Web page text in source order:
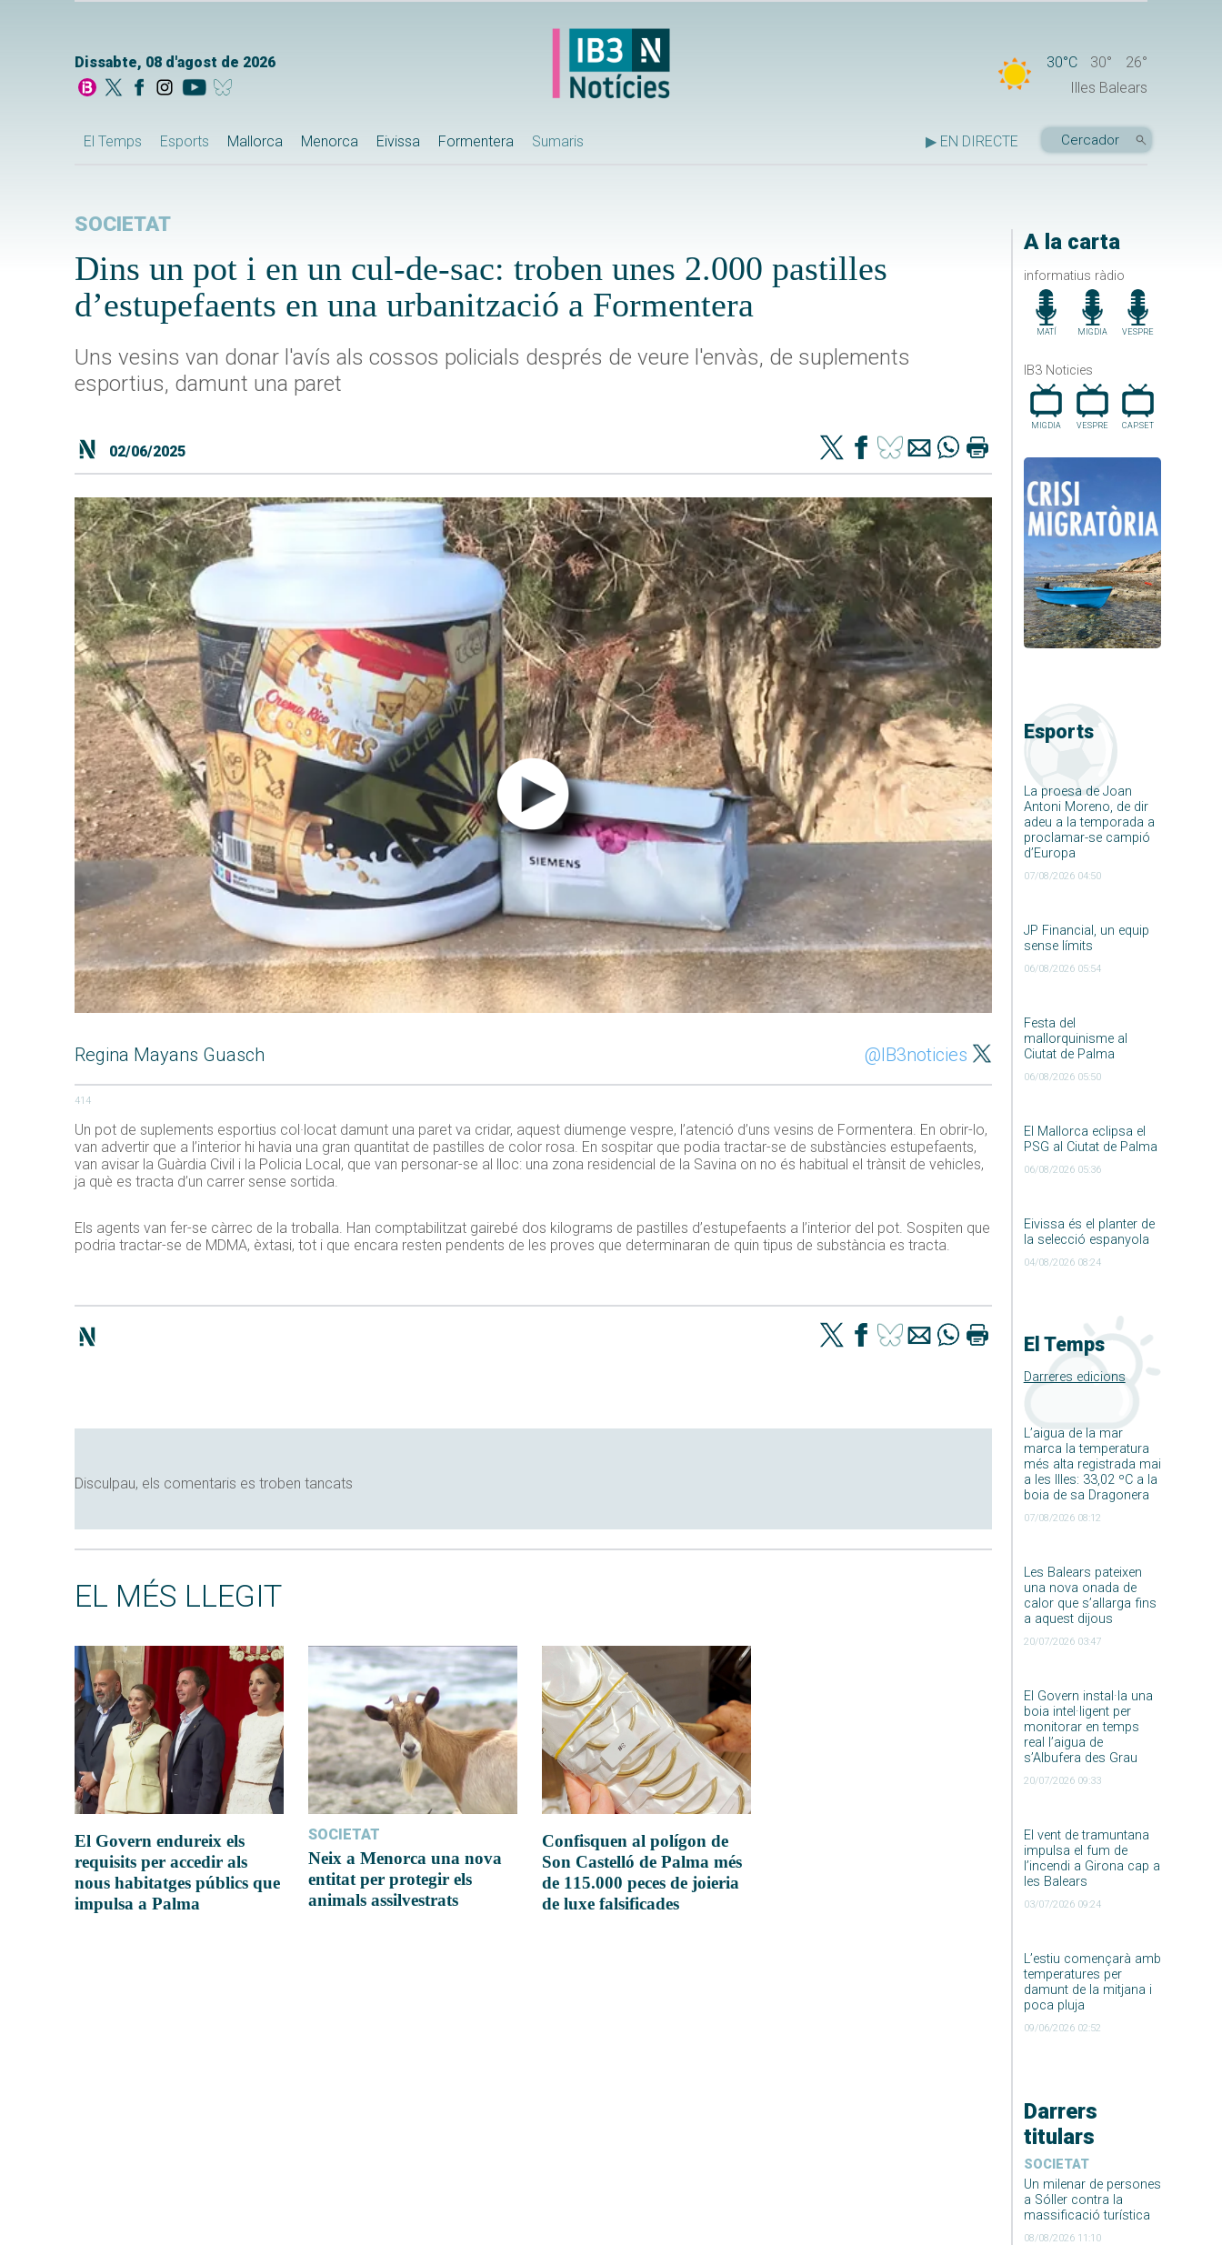
Dissabte, 08 d'agost de 2026 30°C 30°
26°
Illes Balears
El Temps Esports Mallorca Menorca Eivissa Formentera Sumaris ▶ EN DIRECTE
A la carta
informatius ràdio
MATÍ MIGDIA VESPRE
IB3 Noticies
MIGDIA VESPRE CAP.SET
Esports
La proesa de Joan
Antoni Moreno, de dir
adeu a la temporada a
proclamar-se campió
d’Europa
07/08/2026 04:50
JP Financial, un equip
sense límits
06/08/2026 05:54
Festa del
mallorquinisme al
Ciutat de Palma
06/08/2026 05:50
El Mallorca eclipsa el
PSG al Ciutat de Palma
06/08/2026 05:36
Eivissa és el planter de
la selecció espanyola
04/08/2026 08:24
El Temps
Darreres edicions
L’aigua de la mar
marca la temperatura
més alta registrada mai
a les Illes: 33,02 ºC a la
boia de sa Dragonera
07/08/2026 08:12
Les Balears pateixen
una nova onada de
calor que s’allarga fins
a aquest dijous
20/07/2026 03:47
El Govern instal·la una
boia intel·ligent per
monitorar en temps
real l’aigua de
s’Albufera des Grau
20/07/2026 09:33
El vent de tramuntana
impulsa el fum de
l’incendi a Girona cap a
les Balears
03/07/2026 09:24
L’estiu començarà amb
temperatures per
damunt de la mitjana i
poca pluja
09/06/2026 02:52
Darrers
titulars
SOCIETAT
Un milenar de persones
a Sóller contra la
massificació turística
08/08/2026 11:10
SOCIETAT
Dins un pot i en un cul-de-sac: troben unes 2.000 pastilles
d’estupefaents en una urbanització a Formentera
Uns vesins van donar l'avís als cossos policials després de veure l'envàs, de suplements
esportius, damunt una paret
02/06/2025
Regina Mayans Guasch @IB3noticies
414
Un pot de suplements esportius col·locat damunt una paret va cridar, aquest diumenge vespre, l’atenció d’uns vesins de Formentera. En obrir-lo,
van advertir que a l’interior hi havia una gran quantitat de pastilles de color rosa. En sospitar que podia tractar-se de substàncies estupefaents,
van avisar la Guàrdia Civil i la Policia Local, que van personar-se al lloc: una zona residencial de la Savina on no és habitual el trànsit de vehicles,
ja què es tracta d’un carrer sense sortida.
Els agents van fer-se càrrec de la troballa. Han comptabilitzat gairebé dos kilograms de pastilles d’estupefaents a l’interior del pot. Sospiten que
podria tractar-se de MDMA, èxtasi, tot i que encara resten pendents de les proves que determinaran de quin tipus de substància es tracta.
Disculpau, els comentaris es troben tancats
EL MÉS LLEGIT
El Govern endureix els
requisits per accedir als
nous habitatges públics que
impulsa a Palma
SOCIETAT
Neix a Menorca una nova
entitat per protegir els
animals assilvestrats
Confisquen al polígon de
Son Castelló de Palma més
de 115.000 peces de joieria
de luxe falsificades